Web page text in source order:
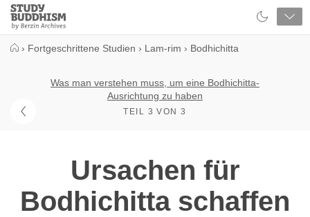
Close
Study
Buddhism
› Fortgeschrittene Studien › Lam-rim › Bodhichitta
Was man verstehen muss, um eine Bodhichitta-
Ausrichtung zu haben
TEIL 3 VON 3
Ursachen für
Bodhichitta schaffen